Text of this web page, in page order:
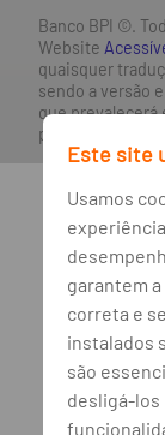
Banco BPI ©.
Website
quaisquer
sendo a versão
que
processo de
Este site
Usamos
garantem
correta e
instalados
são
desligá-los